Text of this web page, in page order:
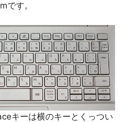
です。
キーは横のキーとくっつい